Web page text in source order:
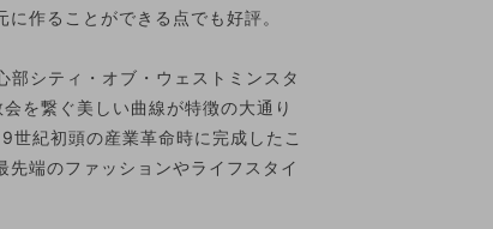
作ることができる点でも好評。
部シティ・オブ・ウェストミンスタ
を繋ぐ美しい曲線が特徴の大通り
世紀初頭の産業革命時に完成したこ
端のファッションやライフスタイ